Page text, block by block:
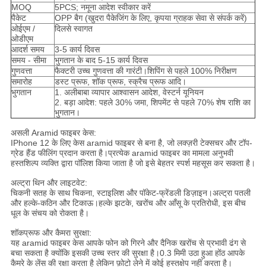
MOQ
5PCS; नमूना आदेश स्वीकार करें
पैकेट
OPP बैग (खुदरा पैकेजिंग के लिए, कृपया ग्राहक सेवा से संपर्क करें)
ओईएम /
ओडीएम
दिलसे स्वागत
आदर्श समय
3-5 कार्य दिवस
समय - सीमा
भुगतान के बाद 5-15 कार्य दिवस
गुणवत्ता
फैक्टरी उच्च गुणवत्ता की गारंटी।शिपिंग से पहले 100% निरीक्षण
समारोह
डस्ट प्रूफ, शॉक प्रूफ, स्क्रैच प्रूफ आदि।
भुगतान
1. अलीबाबा व्यापार आश्वासन आदेश, वेस्टर्न यूनियन
2. बड़ा आदेश: पहले 30% जमा, शिपमेंट से पहले 70% शेष राशि का
भुगतान।
असली Aramid फाइबर केस:
IPhone 12 के लिए केस aramid फाइबर से बना है, जो लक्ज़री टेक्सचर और टॉप-
ग्रेड हैंड फीलिंग प्रदान करता है।प्रत्येक aramid फाइबर का मामला अनुभवी
हस्तशिल्प व्यक्ति द्वारा पॉलिश किया जाता है जो इसे बेहतर स्पर्श महसूस कर सकता है।
अल्ट्रा थिन और लाइटवेट:
चिकनी सतह के साथ चिकना, स्टाइलिश और पॉकेट-फ्रेंडली डिज़ाइन।अल्ट्रा पतली
और हल्के-कठिन और टिकाऊ।हल्के झटके, खरोंच और आँसू के प्रतिरोधी, इस बीच
धूल के संचय को रोकता है।
शॉकप्रूफ और कैमरा सुरक्षा:
यह aramid फाइबर केस आपके फोन को गिरने और दैनिक खरोंच से प्रभावी ढंग से
बचा सकता है क्योंकि इसकी उच्च स्तर की सुरक्षा है।0.3 मिमी उठा हुआ होंठ आपके
कैमरे के लेंस की रक्षा करता है लेकिन फ़ोटो लेने में कोई हस्तक्षेप नहीं करता है।